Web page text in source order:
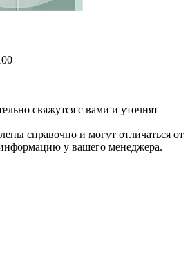
свяжутся с вами и уточнят
справочно и могут отличаться от
у вашего менеджера.